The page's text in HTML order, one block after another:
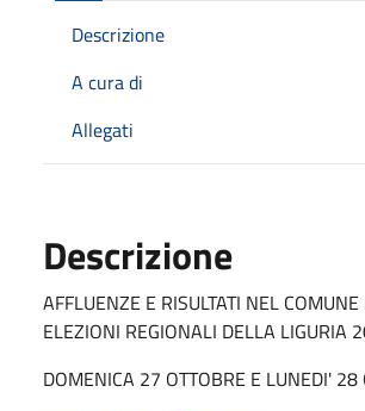
Descrizione
A cura di
Allegati
Descrizione
AFFLUENZE E RISULTATI NEL
ELEZIONI REGIONALI DELLA LIGURIA
DOMENICA 27 OTTOBRE E LUNEDI'